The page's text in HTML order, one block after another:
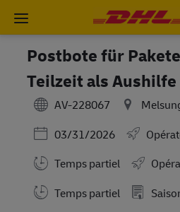
Postbote für
Teilzeit als
AV-228067
Posted Date
03/31/2026
Temps partiel
Working Hours
Temps partiel